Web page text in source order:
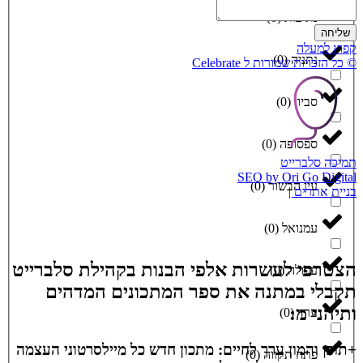
נתיבות(
0
)
נתניה(
0
)
סביון(
0
)
ספסופה (
0
)
עין הבשור(
0
)
עמנואל (
0
)
עפולה(
0
)
ערד(
0
)
פתח תקווה (
0
)
שליחה
קפוץ למעלה
© כל הזכויות שמורות ל Celebrate
תמיכה סלברייט
SEO by Ori Go Digital
בניית אתרים |
הצטרפי לעשרות אלפי הבנות בקהילת סלברייט
תקבלי במתנה את ספר המתכונים המדהים
ותיהני מ:
+תוכן והמון ערך לחיים: מתכון חדש כל מיילסרטוני העצמה